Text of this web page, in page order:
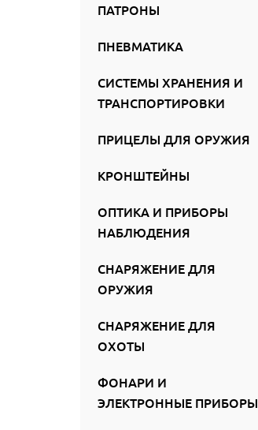
ПАТРОНЫ
ПНЕВМАТИКА
СИСТЕМЫ ХРАНЕНИЯ И
ТРАНСПОРТИРОВКИ
ПРИЦЕЛЫ ДЛЯ ОРУЖИЯ
КРОНШТЕЙНЫ
ОПТИКА И ПРИБОРЫ
НАБЛЮДЕНИЯ
СНАРЯЖЕНИЕ ДЛЯ
ОРУЖИЯ
СНАРЯЖЕНИЕ ДЛЯ
ОХОТЫ
ФОНАРИ И
ЭЛЕКТРОННЫЕ ПРИБОРЫ